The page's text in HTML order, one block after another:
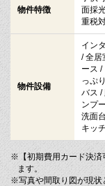
物件特徴
面採
重税
物件設備
イン
/ 全居
ース /
っぷ
バス /
ンプ
洗面
キッ
※【初期費用カード決済
ます。
※写真や間取り図が現状